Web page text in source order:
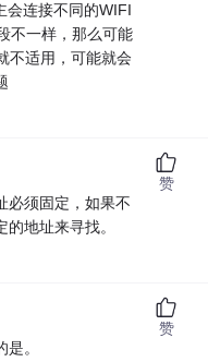
会连接不同的WIFI
不一样，那么可能
不适用，可能就会
必须固定，如果不
地址来寻找。
赞
。
赞